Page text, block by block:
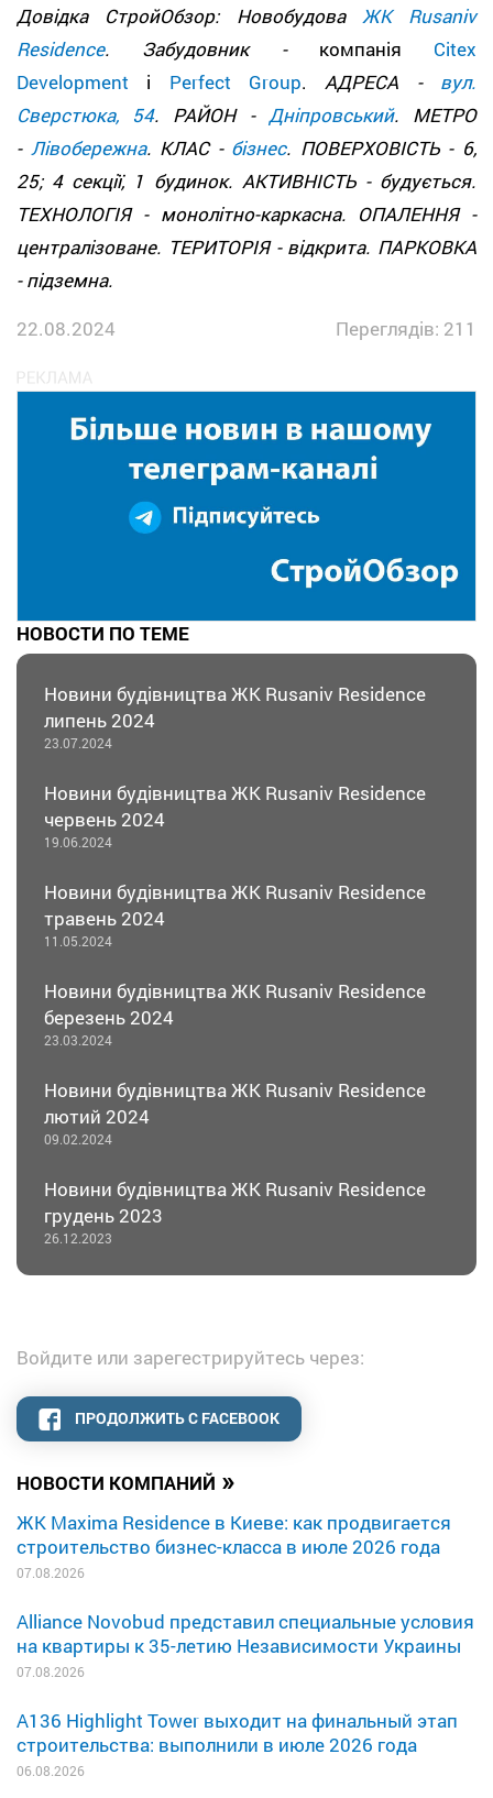
НОВОСТИ КОМПАНИЙ »
ЖК Maxima Residence в Киеве: как продвигается
строительство бизнес-класса в июле 2026 года
07.08.2026
Alliance Novobud представил специальные условия
на квартиры к 35-летию Независимости Украины
07.08.2026
A136 Highlight Tower выходит на финальный этап
строительства: выполнили в июле 2026 года
06.08.2026
Довідка СтройОбзор: Новобудова ЖК Rusaniv
Residence. Забудовник - компанія Citex
Development і Perfect Group.АДРЕСА - вул.
Сверстюка, 54. РАЙОН - Дніпровський. МЕТРО
- Лівобережна. КЛАС - бізнес. ПОВЕРХОВІСТЬ - 6,
25; 4 секції, 1 будинок. АКТИВНІСТЬ - будується.
ТЕХНОЛОГІЯ - монолітно-каркасна. ОПАЛЕННЯ -
централізоване. ТЕРИТОРІЯ - відкрита. ПАРКОВКА
- підземна.
22.08.2024
Переглядів: 211
НОВОСТИ ПО ТЕМЕ
Новини будівництва ЖК Rusaniv Residence
липень 2024
23.07.2024
Новини будівництва ЖК Rusaniv Residence
червень 2024
19.06.2024
Новини будівництва ЖК Rusaniv Residence
травень 2024
11.05.2024
Новини будівництва ЖК Rusaniv Residence
березень 2024
23.03.2024
Новини будівництва ЖК Rusaniv Residence
лютий 2024
09.02.2024
Новини будівництва ЖК Rusaniv Residence
грудень 2023
26.12.2023
Войдите или зарегестрируйтесь через:
ПРОДОЛЖИТЬ С FACEBOOK